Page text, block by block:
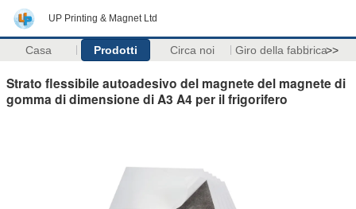
UP Printing & Magnet Ltd
Casa Prodotti Circa noi Giro della fabbrica>>
Strato flessibile autoadesivo del magnete del magnete di
gomma di dimensione di A3 A4 per il frigorifero